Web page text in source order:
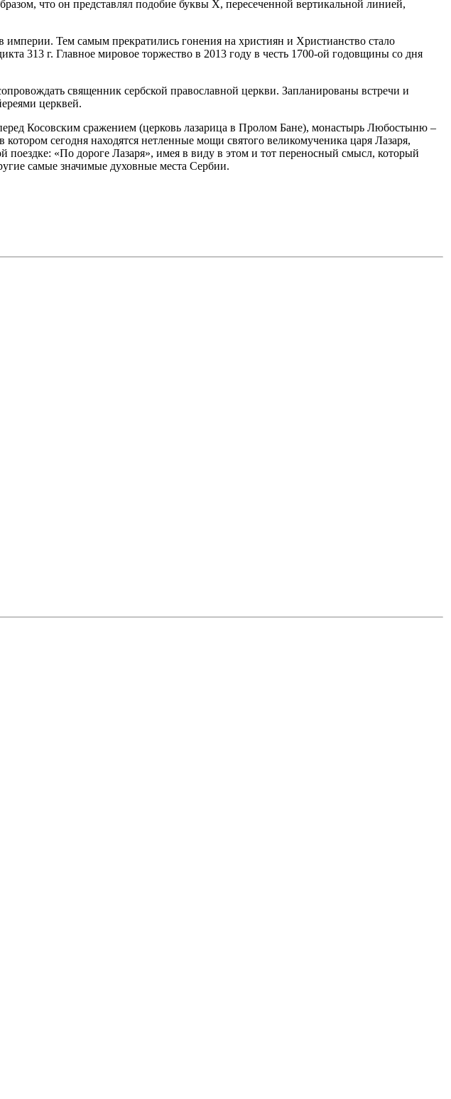
что он представлял подобие буквы X, пересеченной вертикальной линией,
Тем самым прекратились гонения на християн и Христианство стало
313 г. Главное мировое торжество в 2013 году в честь 1700-ой годовщины со дня
священник сербской православной церкви. Запланированы встречи и
церквей.
Косовским сражением (церковь лазарица в Пролом Бане), монастырь Любостыню –
сегодня находятся нетленные мощи святого великомученика царя Лазаря,
«По дороге Лазаря», имея в виду в этом и тот переносный смысл, который
самые значимые духовные места Сербии.